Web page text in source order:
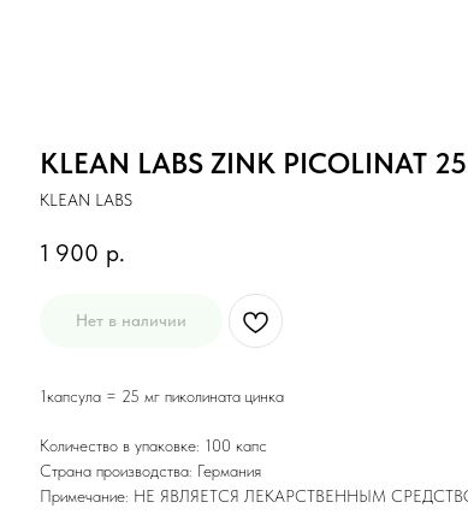
KLEAN LABS ZINK PICOLINAT
KLEAN LABS
1 900 р.
Нет в наличии
1капсула = 25 мг пиколината цинка
Количество в упаковке: 100 капс
Страна производства: Германия
Примечание: НЕ ЯВЛЯЕТСЯ ЛЕКАРСТВЕННЫМ